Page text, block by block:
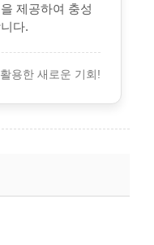
제공하여 충성
다.
용한 새로운 기회!